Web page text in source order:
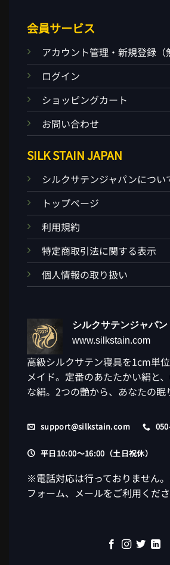
会員サービス
アカウント管理・新規登録（
ログイン
ショッピングカート
お問い合わせ
SILK STAIN JAPAN
シルクサテンジャパンについ
トップページ
利用規約
特定商取引法に関する表示
個人情報の取り扱い
シルクサテンジャパン
www.silkstain.com
高級シルクサテン寝具を1cm単
メイド。定番のあたたかい絹と
な絹。2つの艶から、あなたの眠
support@silkstain.com
平日10:00〜16:00（土日祝休）
※電話対応は行っておりません
フォーム、メールをご利用くださ